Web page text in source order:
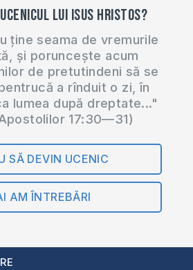
lui Isus Hristos?
ține seama de vremurile
și poruncește acum
de pretutindeni să se
a rînduit o zi, în
lumea după dreptate..."
17:30—31)
SĂ DEVIN UCENIC
AM ÎNTREBĂRI